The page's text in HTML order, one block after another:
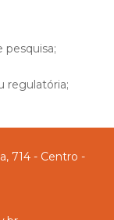
pesquisa;
regulatória;
714 - Centro -